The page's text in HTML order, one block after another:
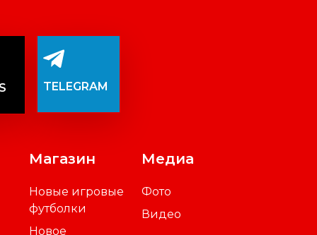
TELEGRAM
Магазин
Новые игровые
футболки
Новое
Медиа
Фото
Видео